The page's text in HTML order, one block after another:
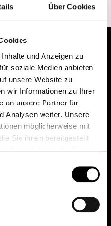
Über Cookies
und Anzeigen zu
soziale Medien anbieten
unsere Website zu
wir Informationen zu Ihrer
an unsere Partner für
Analysen weiter. Unsere
möglicherweise mit
Sie ihnen bereitgestellt
mit 0€ Kontoführung,
Depotgebühren bei